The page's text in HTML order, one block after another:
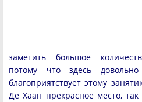
заметить большое
потому что здесь
благоприятствует этому
Де Хаан прекрасное место,